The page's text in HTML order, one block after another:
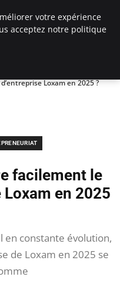
Loxam en 2025 ?
facilement le
en 2025
en constante évolution,
de Loxam en 2025 se
votre expérience
acceptez notre politique